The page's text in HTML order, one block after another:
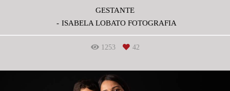
GESTANTE
ISABELA LOBATO FOTOGRAFIA
1253 42